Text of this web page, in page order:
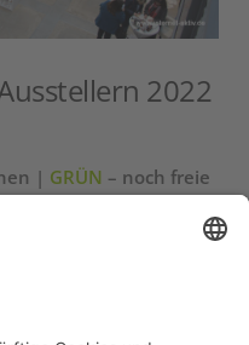
2022
| GRÜN – noch freie